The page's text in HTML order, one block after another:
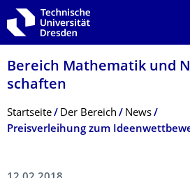
Zur Hauptnavigation springen
Zur Suche springen
Zum Inhalt springen
Bereich Mathematik und
schaften
Breadcrumb-Menü
Startseite Der­ ­­­Bereich
News